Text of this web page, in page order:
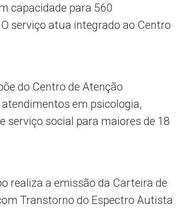
capacidade para 560
serviço atua integrado ao Centro
do Centro de Atenção
em psicologia,
serviço social para maiores de 18
realiza a emissão da Carteira de
Transtorno do Espectro Autista